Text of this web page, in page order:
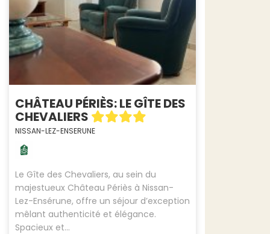
CHÂTEAU PÉRIÈS: LE GÎTE DES
CHEVALIERS
NISSAN-LEZ-ENSERUNE
Le Gîte des Chevaliers, au sein du
majestueux Château Périès à Nissan-
Lez-Ensérune, offre un séjour d’exception
mêlant authenticité et élégance.
Spacieux et...